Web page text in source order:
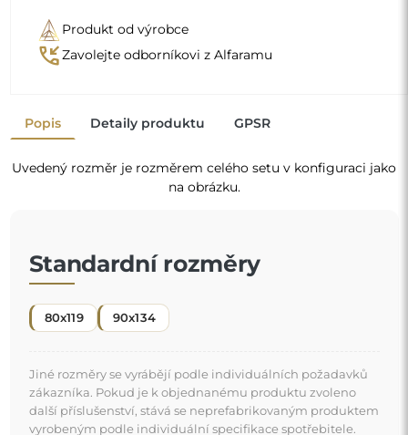
zákazníka. Pokud je k objednanému produktu zvoleno
další příslušenství, stává se neprefabrikovaným produktem
vyrobeným podle individuální specifikace spotřebitele.
Organické zrcadlo je jedinečný dekorativní detail,
který vnáší nádech svěžesti a moderní elegance. Jeho
ideální volba pro ty, kdo chtějí mít originální a
personalizovaný interiér.
Zrcadlo na individuální objednávku